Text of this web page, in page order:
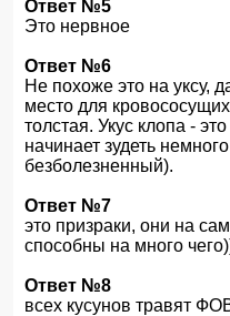
Ответ №5
Это нервное
Ответ №6
Не похоже это на уксу,
место для
толстая. Укус клопа -
начинает зудеть
безболезненный).
Ответ №7
это призраки, они на
способны на много
Ответ №8
всех кусунов травят